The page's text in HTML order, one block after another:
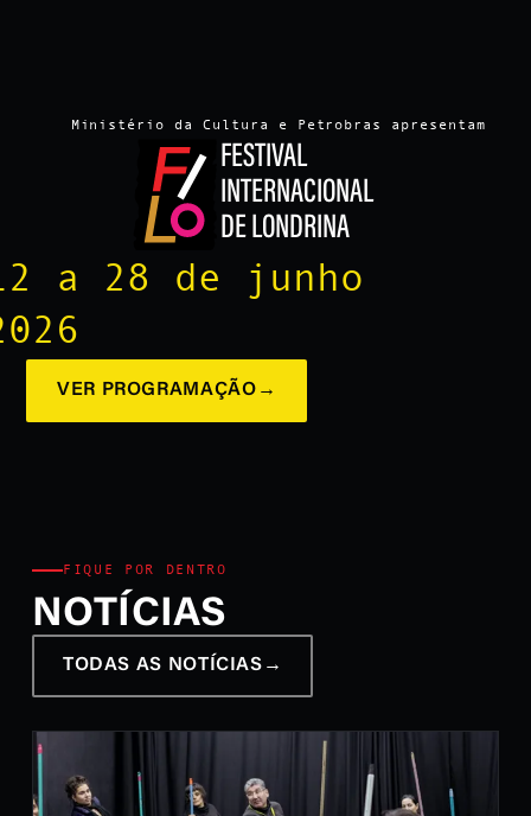
Ministério da Cultura e Petrobras apresentam
FESTIVAL
INTERNACIONAL
DE LONDRINA
a 28 de junho
VER PROGRAMAÇÃO →
FIQUE POR DENTRO
NOTÍCIAS
TODAS AS NOTÍCIAS →